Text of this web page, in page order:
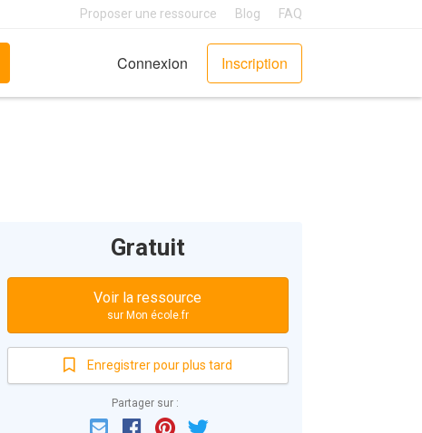
Proposer une ressource Blog FAQ
Connexion Inscription
Gratuit
Voir la ressource
sur Mon école.fr
Enregistrer pour plus tard
Partager sur :
EmailFacebook